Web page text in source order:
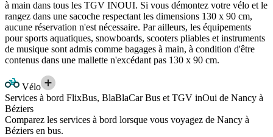
à main dans tous les TGV INOUI. Si vous démontez votre vélo et le
rangez dans une sacoche respectant les dimensions 130 x 90 cm,
aucune réservation n'est nécessaire. Par ailleurs, les équipements
pour sports aquatiques, snowboards, scooters pliables et instruments
de musique sont admis comme bagages à main, à condition d'être
contenus dans une mallette n'excédant pas 130 x 90 cm.
Vélo
Services à bord FlixBus, BlaBlaCar Bus et TGV inOui de Nancy à
Béziers
Comparez les services à bord lorsque vous voyagez de Nancy à
Béziers en bus.